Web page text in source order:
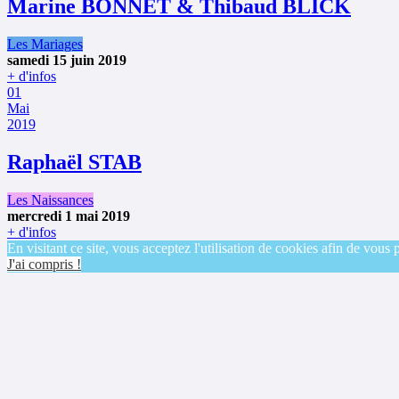
Marine BONNET & Thibaud BLICK
Les Mariages
samedi 15 juin 2019
+ d'infos
01
Mai
2019
Raphaël STAB
Les Naissances
mercredi 1 mai 2019
+ d'infos
En visitant ce site, vous acceptez l'utilisation de cookies afin de vous
J'ai compris !